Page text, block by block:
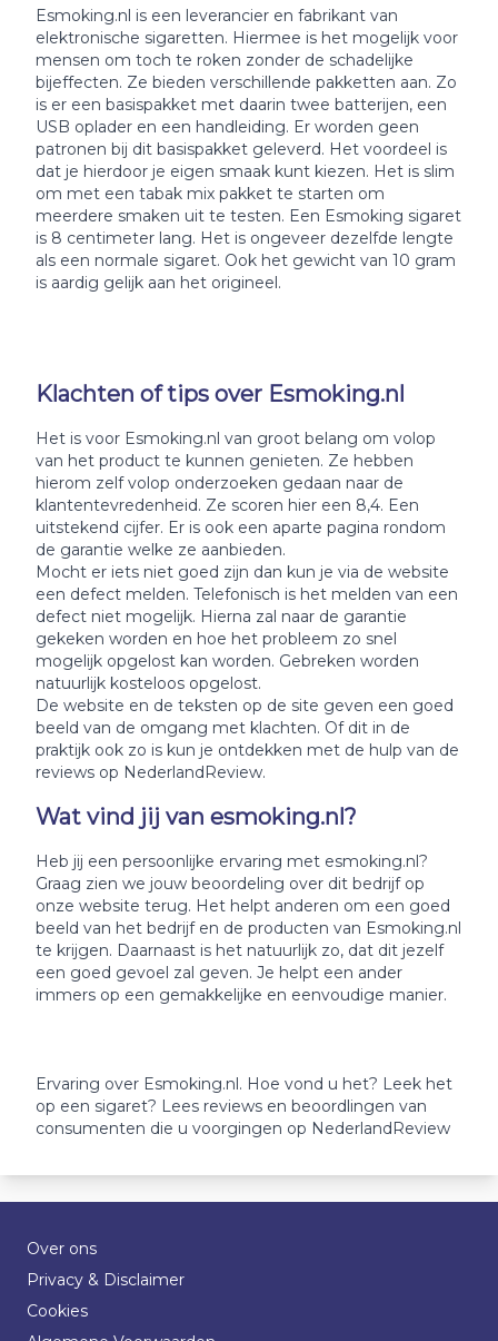
Esmoking.nl is een leverancier en fabrikant van
elektronische sigaretten. Hiermee is het mogelijk voor
mensen om toch te roken zonder de schadelijke
bijeffecten. Ze bieden verschillende pakketten aan. Zo
is er een basispakket met daarin twee batterijen, een
USB oplader en een handleiding. Er worden geen
patronen bij dit basispakket geleverd. Het voordeel is
dat je hierdoor je eigen smaak kunt kiezen. Het is slim
om met een tabak mix pakket te starten om
meerdere smaken uit te testen. Een Esmoking sigaret
is 8 centimeter lang. Het is ongeveer dezelfde lengte
als een normale sigaret. Ook het gewicht van 10 gram
is aardig gelijk aan het origineel.
Klachten of tips over Esmoking.nl
Het is voor Esmoking.nl van groot belang om volop
van het product te kunnen genieten. Ze hebben
hierom zelf volop onderzoeken gedaan naar de
klantentevredenheid. Ze scoren hier een 8,4. Een
uitstekend cijfer. Er is ook een aparte pagina rondom
de garantie welke ze aanbieden.
Mocht er iets niet goed zijn dan kun je via de website
een defect melden. Telefonisch is het melden van een
defect niet mogelijk. Hierna zal naar de garantie
gekeken worden en hoe het probleem zo snel
mogelijk opgelost kan worden. Gebreken worden
natuurlijk kosteloos opgelost.
De website en de teksten op de site geven een goed
beeld van de omgang met klachten. Of dit in de
praktijk ook zo is kun je ontdekken met de hulp van de
reviews op NederlandReview.
Wat vind jij van esmoking.nl?
Heb jij een persoonlijke ervaring met esmoking.nl?
Graag zien we jouw beoordeling over dit bedrijf op
onze website terug. Het helpt anderen om een goed
beeld van het bedrijf en de producten van Esmoking.nl
te krijgen. Daarnaast is het natuurlijk zo, dat dit jezelf
een goed gevoel zal geven. Je helpt een ander
immers op een gemakkelijke en eenvoudige manier.
Ervaring over Esmoking.nl. Hoe vond u het? Leek het
op een sigaret? Lees reviews en beoordlingen van
consumenten die u voorgingen op NederlandReview
Over ons
Privacy & Disclaimer
Cookies